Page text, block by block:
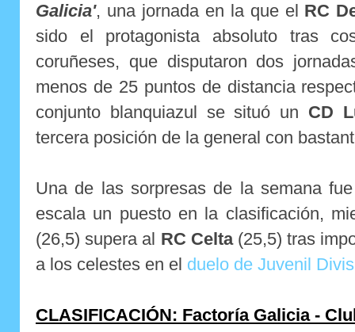
Galicia', una jornada en la que el RC
sido el protagonista absoluto tras
coruñeses, que disputaron dos
menos de 25 puntos de distancia
conjunto blanquiazul se situó un CD
tercera posición de la general con
Una de las sorpresas de la semana
escala un puesto en la clasificación,
(26,5) supera al RC Celta(25,5) tras
a los celestes en el duelo de Juvenil
CLASIFICACIÓN: Factoría Galicia -